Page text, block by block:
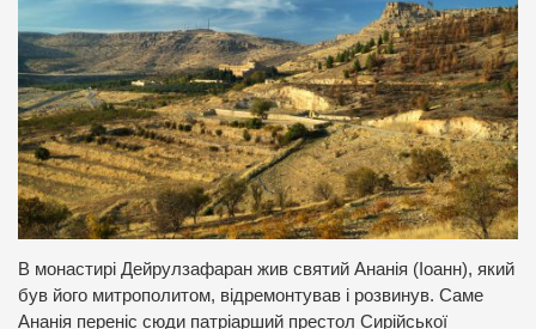
В монастирі Дейрулзафаран жив святий Ананія (Іоанн), який
був його митрополитом, відремонтував і розвинув. Саме
Ананія переніс сюди патріарший престол Сирійської